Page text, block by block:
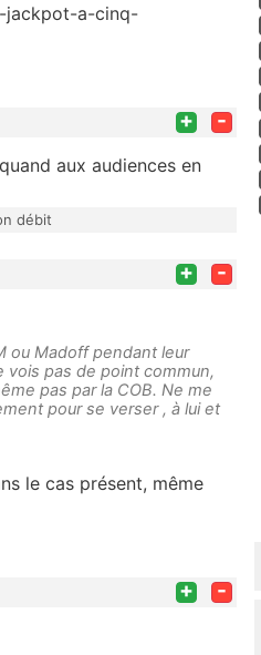
jackpot-a-cinq-
+ -
aux audiences en
débit
+ -
ou Madoff pendant leur
vois pas de point commun,
pas par la COB. Ne me
pour se verser , à lui et
le cas présent, même
+ -